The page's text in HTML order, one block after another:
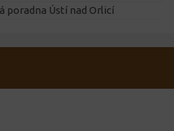
poradna Ústí nad Orlicí